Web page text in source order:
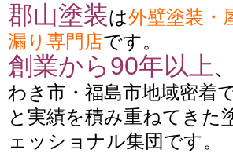
郡山塗装は外壁塗装・
漏り専門店です。
創業から90年以上
わき市・福島市地域密着
と実績を積み重ねてきた
ェッショナル集団です。